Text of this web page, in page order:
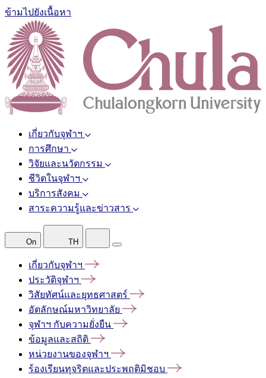
ข้ามไปยังเนื้อหา
เกี่ยวกับจุฬาฯ
การศึกษา
วิจัยและนวัตกรรม
ชีวิตในจุฬาฯ
บริการสังคม
สาระความรู้และข่าวสาร
On TH
เกี่ยวกับจุฬาฯ
ประวัติจุฬาฯ
วิสัยทัศน์และยุทธศาสตร์
อัตลักษณ์มหาวิทยาลัย
จุฬาฯ กับความยั่งยืน
ข้อมูลและสถิติ
หน่วยงานของจุฬาฯ
ร้องเรียนทุจริตและประพฤติมิชอบ